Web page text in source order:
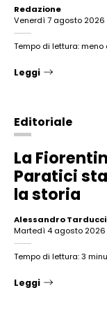
Redazione
venerdì 7 agosto 2026
Tempo di lettura: meno
Leggi
Editoriale
La
Paratici
la storia
Alessandro Tarducci
martedì 4 agosto 2026
Tempo di lettura: 3
Leggi